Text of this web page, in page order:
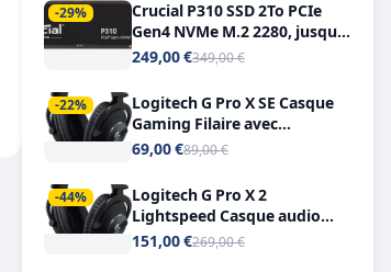
-29%
Crucial P310 SSD 2To PCIe
Gen4 NVMe M.2 2280, jusqu’à
7.100 Mo/s
249,00 €349,00 €
-22%
Logitech G Pro X SE Casque
Gaming Filaire avec
Microphone Micro
7.1
69,00 €89,00 €
-44%
Logitech G Pro X 2
Lightspeed Casque audio
bluetooth
151,00 €269,00 €